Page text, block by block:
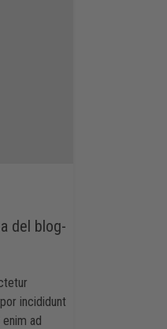
del blog-
incididunt
ad